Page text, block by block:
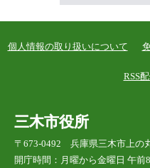
個人情報の取り扱いについて
RSS
三木市役所
〒673-0492 兵庫県三木市上の
開庁時間：月曜から金曜日 午